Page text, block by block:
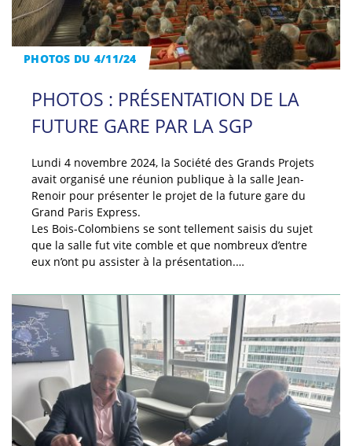
PHOTOS DU 4/11/24
PHOTOS : PRÉSENTATION DE LA
FUTURE GARE PAR LA SGP
Lundi 4 novembre 2024, la Société des Grands Projets
avait organisé une réunion publique à la salle Jean-
Renoir pour présenter le projet de la future gare du
Grand Paris Express.
Les Bois-Colombiens se sont tellement saisis du sujet
que la salle fut vite comble et que nombreux d’entre
eux n’ont pu assister à la présentation.…